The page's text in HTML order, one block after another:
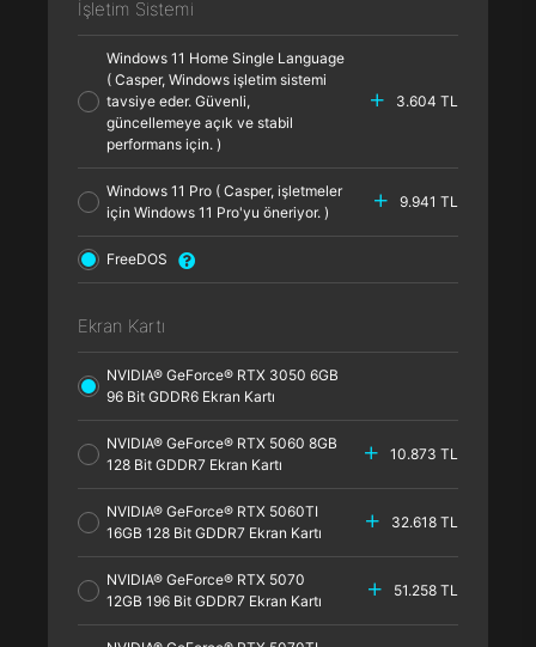
İşletim Sistemi
Windows 11 Home Single Language
( Casper, Windows işletim sistemi
tavsiye eder. Güvenli,
güncellemeye açık ve stabil
performans için. )
3.604 TL
Windows 11 Pro ( Casper, işletmeler
için Windows 11 Pro'yu öneriyor. )
9.941 TL
FreeDOS
Ekran Kartı
NVIDIA® GeForce® RTX 3050 6GB
96 Bit GDDR6 Ekran Kartı
NVIDIA® GeForce® RTX 5060 8GB
128 Bit GDDR7 Ekran Kartı
10.873 TL
NVIDIA® GeForce® RTX 5060TI
16GB 128 Bit GDDR7 Ekran Kartı
32.618 TL
NVIDIA® GeForce® RTX 5070
12GB 196 Bit GDDR7 Ekran Kartı
51.258 TL